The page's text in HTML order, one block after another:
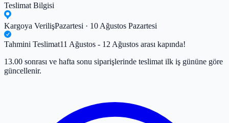
Teslimat Bilgisi
Kargoya VerilişPazartesi · 10 Ağustos Pazartesi
Tahmini Teslimat11 Ağustos - 12 Ağustos arası kapında!
13.00 sonrası ve hafta sonu siparişlerinde teslimat ilk iş gününe göre
güncellenir.